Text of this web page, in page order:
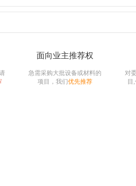
面向业主推荐权
急需采购大批设备或材料的
项目，我们优先推荐
对
目